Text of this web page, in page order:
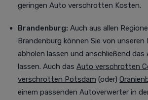
geringen Auto verschrotten Kosten.
Brandenburg: Auch aus allen
Brandenburg können Sie von unseren
abholen lassen und anschließend
lassen. Auch das Auto verschrotten
verschrotten Potsdam (oder)
einem passenden Autoverwerter in